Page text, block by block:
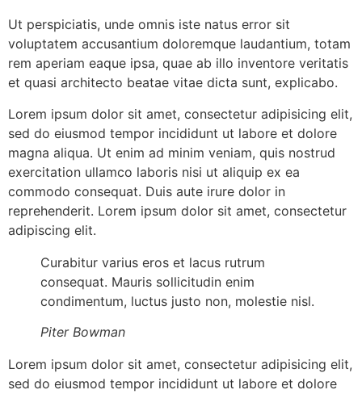
Ut perspiciatis, unde omnis iste natus error sit
voluptatem accusantium doloremque laudantium, totam
rem aperiam eaque ipsa, quae ab illo inventore veritatis
et quasi architecto beatae vitae dicta sunt, explicabo.
Lorem ipsum dolor sit amet, consectetur adipisicing elit,
sed do eiusmod tempor incididunt ut labore et dolore
magna aliqua. Ut enim ad minim veniam, quis nostrud
exercitation ullamco laboris nisi ut aliquip ex ea
commodo consequat. Duis aute irure dolor in
reprehenderit. Lorem ipsum dolor sit amet, consectetur
adipiscing elit.
Curabitur varius eros et lacus rutrum
consequat. Mauris sollicitudin enim
condimentum, luctus justo non, molestie nisl.
Piter Bowman
Lorem ipsum dolor sit amet, consectetur adipisicing elit,
sed do eiusmod tempor incididunt ut labore et dolore